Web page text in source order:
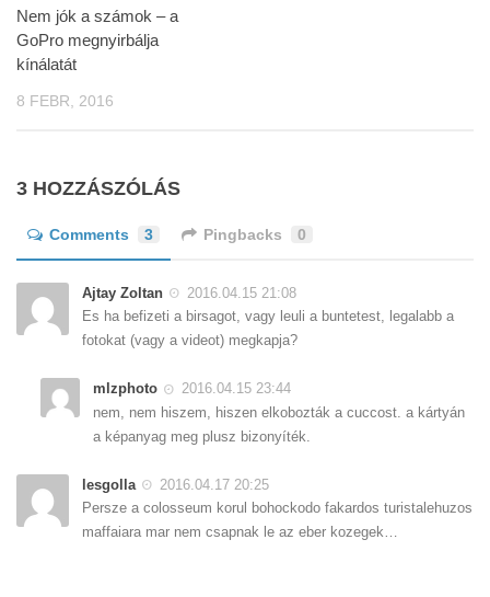
Nem jók a számok – a
GoPro megnyirbálja
kínálatát
8 FEBR, 2016
3 HOZZÁSZÓLÁS
Comments 3 Pingbacks 0
Ajtay Zoltan
2016.04.15 21:08
Es ha befizeti a birsagot, vagy leuli a buntetest, legalabb a
fotokat (vagy a videot) megkapja?
mlzphoto
2016.04.15 23:44
nem, nem hiszem, hiszen elkobozták a cuccost. a kártyán
a képanyag meg plusz bizonyíték.
lesgolla
2016.04.17 20:25
Persze a colosseum korul bohockodo fakardos turistalehuzos
maffaiara mar nem csapnak le az eber kozegek…